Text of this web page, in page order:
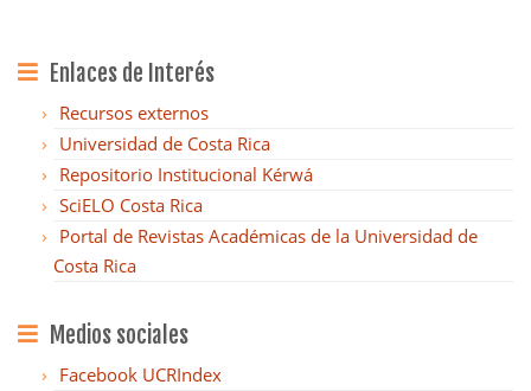
Enlaces de Interés
Recursos externos
Universidad de Costa Rica
Repositorio Institucional Kérwá
SciELO Costa Rica
Portal de Revistas Académicas de la Universidad de
Costa Rica
Medios sociales
Facebook UCRIndex